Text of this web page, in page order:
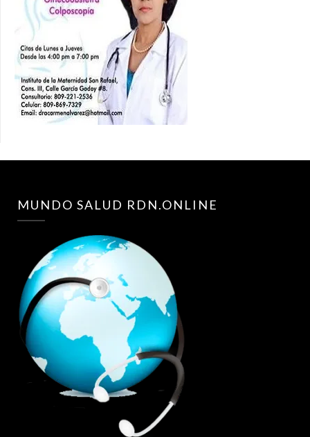
MUNDO SALUD RDN.ONLINE